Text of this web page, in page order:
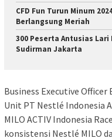
CFD Fun Turun Minum
Berlangsung Meriah
300 Peserta Antusias Lari
Sudirman Jakarta
Business Executive Officer
Unit PT Nestlé Indonesia
MILO ACTIV Indonesia
konsistensi Nestlé MILO